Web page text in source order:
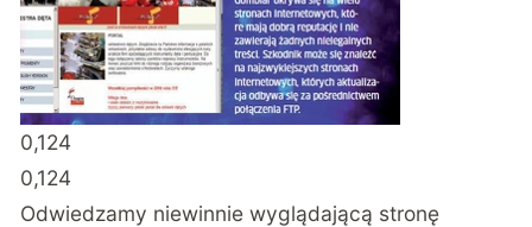
0,124
0,124
Odwiedzamy niewinnie wyglądającą stronę